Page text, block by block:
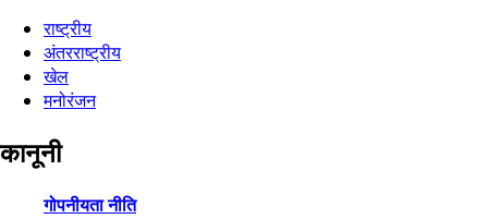
राष्ट्रीय
अंतरराष्ट्रीय
खेल
मनोरंजन
कानूनी
गोपनीयता नीति